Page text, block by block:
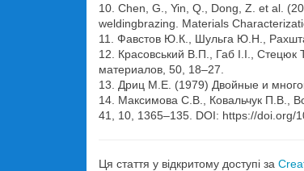
10. Chen, G., Yin, Q., Dong, Z. et al.
weldingbrazing. Materials
11. Фавстов Ю.К., Шульга Ю.Н.,
12. Красовський В.П., Габ І.І.,
материалов, 50, 18–27.
13. Дриц М.Е. (1979) Двойные и
14. Максимова С.В., Ковальчук П.В.,
41, 10, 1365–135. DOI: https://doi.org/
Ця стаття у відкритому доступі за